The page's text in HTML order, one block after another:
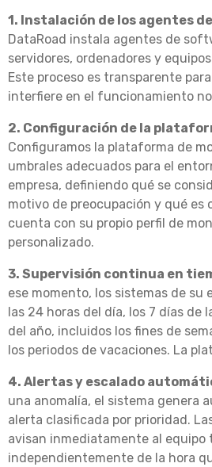
1. Instalación de los agentes
DataRoad instala agentes de
servidores, ordenadores y
Este proceso es transparente
interfiere en el funcionamiento
2. Configuración de la
Configuramos la plataforma de
umbrales adecuados para el
empresa, definiendo qué se
motivo de preocupación y qué es
cuenta con su propio perfil de
personalizado.
3. Supervisión continua en
ese momento, los sistemas de su
las 24 horas del día, los 7 días de
del año, incluidos los fines de
los periodos de vacaciones. La
4. Alertas y escalado
una anomalía, el sistema genera
alerta clasificada por prioridad.
avisan inmediatamente al equipo
independientemente de la hora